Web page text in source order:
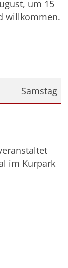
um 15
willkommen.
Samstag
im Kurpark